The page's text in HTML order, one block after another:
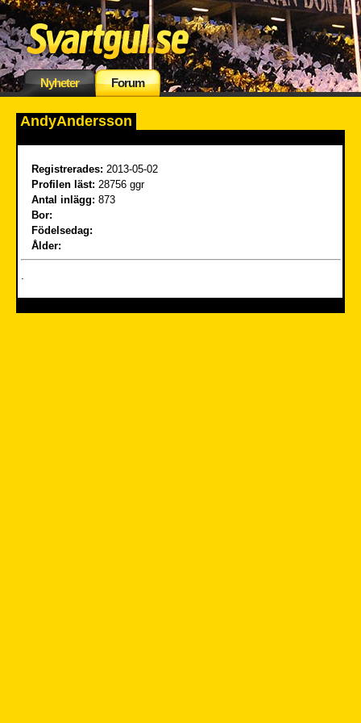
Nyheter Forum
AndyAndersson
Registrerades: 2013-05-02
Profilen läst: 28756 ggr
Antal inlägg: 873
Bor:
Födelsedag:
Ålder:
.